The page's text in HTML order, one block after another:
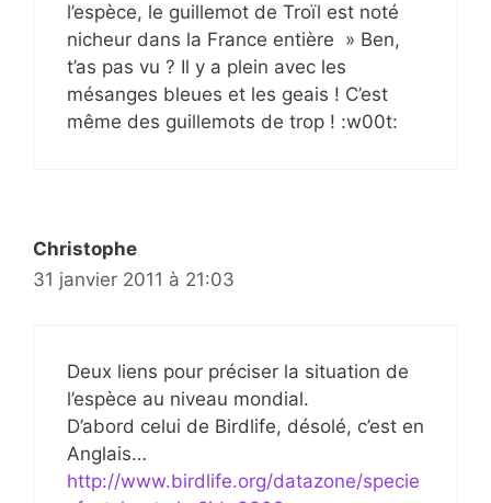
l’espèce, le guillemot de Troïl est noté
nicheur dans la France entière » Ben,
t’as pas vu ? Il y a plein avec les
mésanges bleues et les geais ! C’est
même des guillemots de trop ! :w00t:
Christophe
31 janvier 2011 à 21:03
Deux liens pour préciser la situation de
l’espèce au niveau mondial.
D’abord celui de Birdlife, désolé, c’est en
Anglais…
http://www.birdlife.org/datazone/specie